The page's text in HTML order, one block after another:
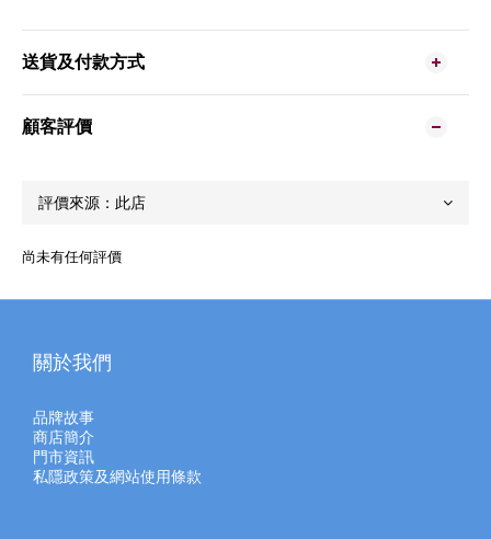
送貨及付款方式
顧客評價
尚未有任何評價
關於我們
品牌故事
商店簡介
門市資訊
私隱政策及網站使用條款